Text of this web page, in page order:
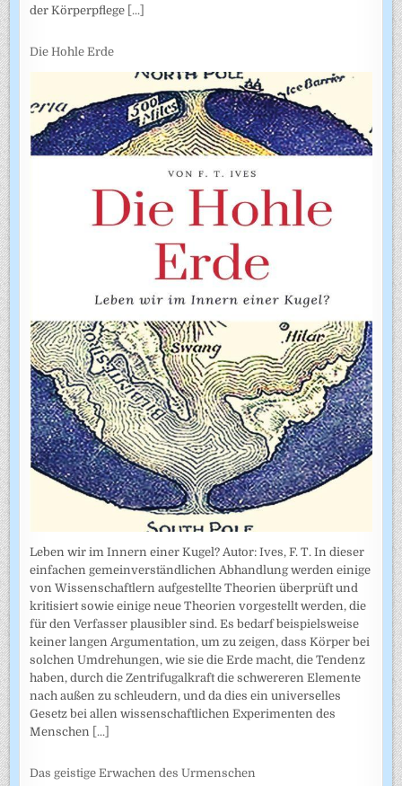
der Körperpflege [...]
Die Hohle Erde
Leben wir im Innern einer Kugel? Autor: Ives, F. T. In dieser
einfachen gemeinverständlichen Abhandlung werden einige
von Wissenschaftlern aufgestellte Theorien überprüft und
kritisiert sowie einige neue Theorien vorgestellt werden, die
für den Verfasser plausibler sind. Es bedarf beispielsweise
keiner langen Argumentation, um zu zeigen, dass Körper bei
solchen Umdrehungen, wie sie die Erde macht, die Tendenz
haben, durch die Zentrifugalkraft die schwereren Elemente
nach außen zu schleudern, und da dies ein universelles
Gesetz bei allen wissenschaftlichen Experimenten des
Menschen [...]
Das geistige Erwachen des Urmenschen